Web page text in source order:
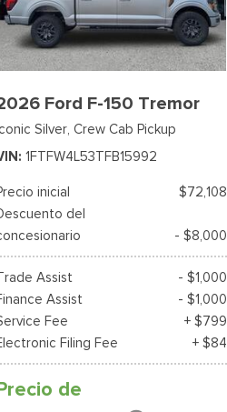
Ford F-150 Tremor
Iconic Silver, Crew Cab Pickup
1FTFW4L53TFB15992
inicial
$72,108
del
- $8,000
Assist
- $1,000
Assist
- $1,000
Fee
+ $799
Filing Fee
+ $84
de